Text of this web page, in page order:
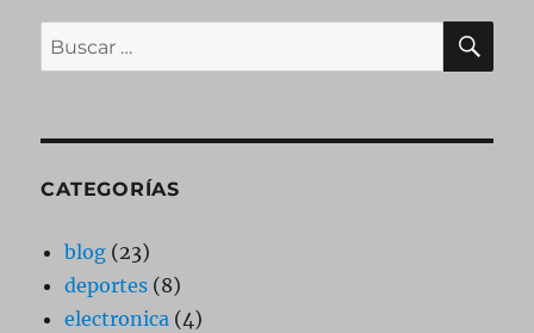
Buscar
por:
CATEGORÍAS
blog (23)
deportes (8)
electronica (4)